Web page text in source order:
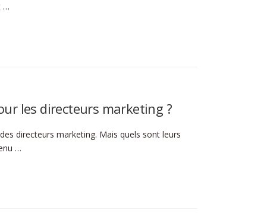
…
les directeurs marketing ?
directeurs marketing. Mais quels sont leurs
…